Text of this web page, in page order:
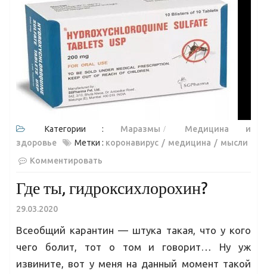
Категории : Маразмы
Медицина и
здоровье
Метки : коронавирус медицина
мысли
Комментировать
Где ты, гидроксихлорохин?
29.03.2020
Всеобщий карантин — штука такая, что у кого
чего болит, тот о том и говорит… Ну уж
извините, вот у меня на данный момент такой